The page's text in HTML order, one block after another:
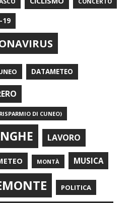
19
DATAMETEO
DI CUNEO)
LAVORO
MONTÀ MUSICA
POLITICA